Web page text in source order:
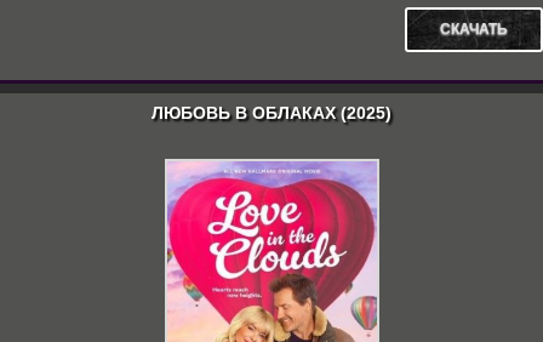
СКАЧАТЬ
ЛЮБОВЬ В ОБЛАКАХ (2025)